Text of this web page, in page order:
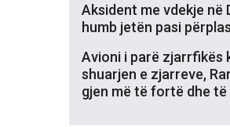
Aksident me vdekje në
humb jetën pasi
Avioni i parë zjarrfikës
shuarjen e zjarreve,
gjen më të fortë dhe